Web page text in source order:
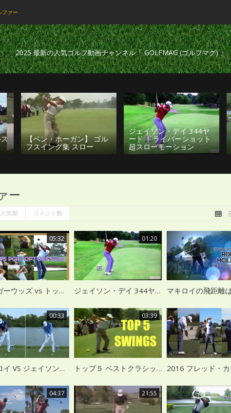
ファー
2025 最新の人気ゴルフ動画チャンネル『 GOLFMAG (ゴルフマグ) 』
【ベン・ホーガン】 ゴル
フスイング集 スロー
ジェイソン・デイ 344ヤ
ード ドライバーショット
超スローモーション
ー
人気順 コメント数
05:32
タイガーウッズ vs トップ７ PGAプロ ドライバーショット スーパースローモーション
01:20
ジェイソン・デイ 344ヤード ドライバーショット 超スローモーション
00:33
マキロイ VS ジェイソンデイ 双子のようなスイング
03:39
トップ５ ベストクラシックゴルフスイング
04:37 21:55